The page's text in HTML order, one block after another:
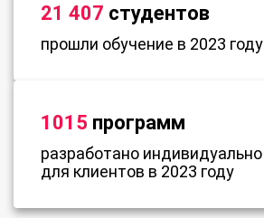
21 407 студентов
прошли обучение в 2023 году
1015 программ
разработано индивидуально
для клиентов в 2023 году